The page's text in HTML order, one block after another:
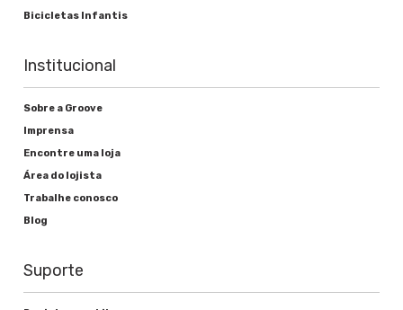
Bicicletas Infantis
Institucional
Sobre a Groove
Imprensa
Encontre uma loja
Área do lojista
Trabalhe conosco
Blog
Suporte